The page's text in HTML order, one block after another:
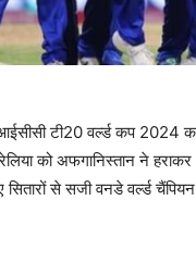
टी20 वर्ल्ड कप 2024
को अफगानिस्तान ने
सितारों से सजी वनडे वर्ल्ड